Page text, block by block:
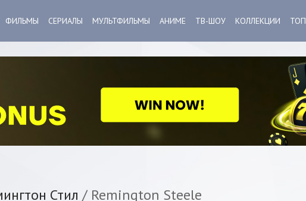
ФИЛЬМЫ СЕРИАЛЫ МУЛЬТФИЛЬМЫ АНИМЕ ТВ-ШОУ КОЛЛЕКЦИИ ТОП
Стил / Remington Steele